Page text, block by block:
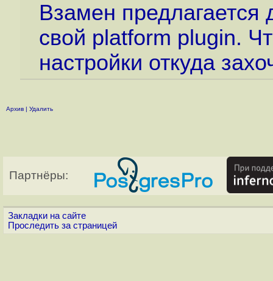
Взамен предлагается
свой platform plugin.
настройки откуда
Архив | Удалить
Партнёры:
Закладки на сайте
Проследить за страницей